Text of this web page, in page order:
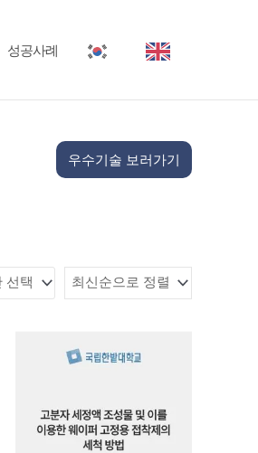
성공사례
우수기술 보러가기